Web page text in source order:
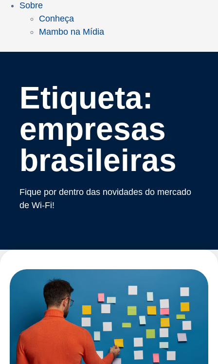
Sobre
Conheça
Mambo na Mídia
Etiqueta:
empresas
brasileiras
Fique por dentro das novidades do mercado
de Wi-Fi!